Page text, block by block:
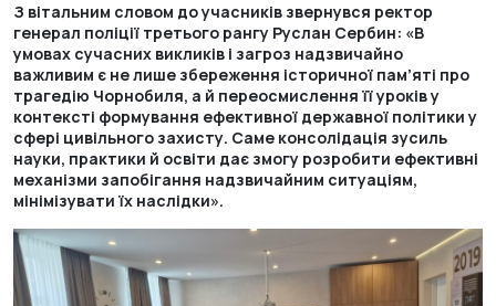
З вітальним словом до учасників звернувся ректор
генерал поліції третього рангу Руслан Сербин: «В
умовах сучасних викликів і загроз надзвичайно
важливим є не лише збереження історичної пам’яті про
трагедію Чорнобиля, а й переосмислення її уроків у
контексті формування ефективної державної політики у
сфері цивільного захисту. Саме консолідація зусиль
науки, практики й освіти дає змогу розробити ефективні
механізми запобігання надзвичайним ситуаціям,
мінімізувати їх наслідки».